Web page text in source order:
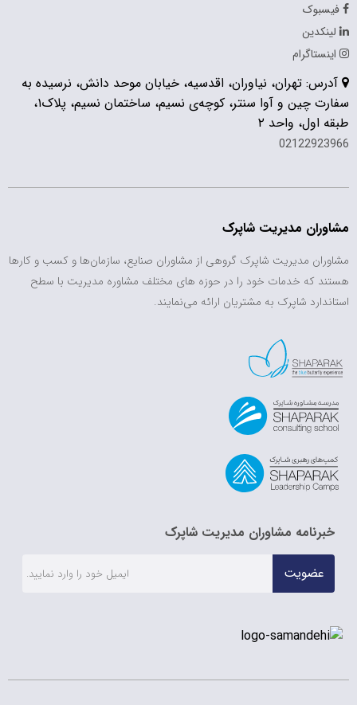
فیسبوک
لینکدین
اینستاگرام
آدرس: تهران، نیاوران، اقدسیه، خیابان موحد دانش، نرسیده به
سفارت چین و آوا سنتر، کوچه‌ی نسیم، ساختمان نسیم، پلاک۱،
طبقه اول، واحد ۲
02122923966
مشاوران مدیریت شاپرک
مشاوران مدیریت شاپرک گروهی از مشاوران صنایع، سازمان‌ها و کسب و کارها
هستند که خدمات خود را در حوزه های مختلف مشاوره مدیریت با سطح
استاندارد شاپرک به مشتریان ارائه می‌نمایند.
خبرنامه مشاوران مدیریت شاپرک
عضویت